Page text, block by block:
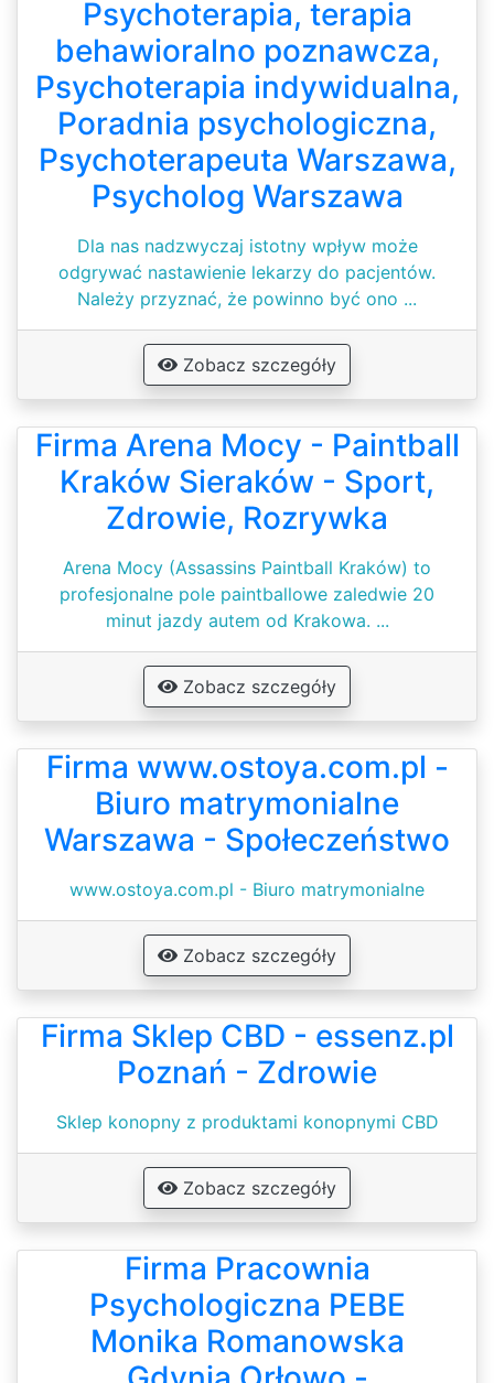
Psychoterapia, terapia
behawioralno poznawcza,
Psychoterapia indywidualna,
Poradnia psychologiczna,
Psychoterapeuta Warszawa,
Psycholog Warszawa
Dla nas nadzwyczaj istotny wpływ może
odgrywać nastawienie lekarzy do pacjentów.
Należy przyznać, że powinno być ono ...
Zobacz szczegóły
Firma Arena Mocy - Paintball
Kraków Sieraków - Sport,
Zdrowie, Rozrywka
Arena Mocy (Assassins Paintball Kraków) to
profesjonalne pole paintballowe zaledwie 20
minut jazdy autem od Krakowa. ...
Zobacz szczegóły
Firma www.ostoya.com.pl -
Biuro matrymonialne
Warszawa - Społeczeństwo
www.ostoya.com.pl - Biuro matrymonialne
Zobacz szczegóły
Firma Sklep CBD - essenz.pl
Poznań - Zdrowie
Sklep konopny z produktami konopnymi CBD
Zobacz szczegóły
Firma Pracownia
Psychologiczna PEBE
Monika Romanowska